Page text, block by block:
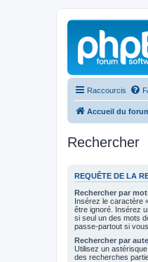
Raccourcis
Accueil du
Rechercher
REQUÊTE DE LA
Rechercher par
Insérez le caractère
être ignoré. Insérez
si seul un des mots
passe-partout si
Rechercher par
Utilisez un
des recherches